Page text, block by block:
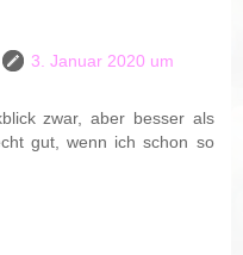
3. Januar 2020 um
zwar, aber besser als
gut, wenn ich schon so